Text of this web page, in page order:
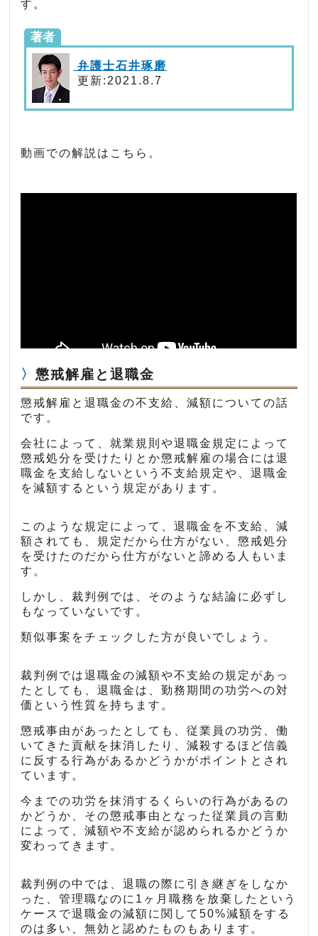
す。
著者
弁護士石井琢磨
更新:2021.8.7
動画での解説はこちら。
懲戒解雇と退職金
懲戒解雇と退職金の不支給、減額についての話
です。
会社によって、就業規則や退職金規定によって
懲戒処分を受けたりとか懲戒解雇の場合には退
職金を支給しないという不支給規定や、退職金
を減額するという規定があります。
このような規定によって、退職金を不支給、減
額されても、規定だから仕方がない、懲戒処分
を受けたのだから仕方がないと諦める人もいま
す。
しかし、裁判例では、そのような結論に必ずし
もなっていないです。
類似事案をチェックした方が良いでしょう。
裁判例では退職金の減額や不支給の規定があっ
たとしても、退職金は、勤務期間の功労への対
価という性質を持ちます。
懲戒事由があったとしても、従業員の功労、働
いてきた貢献を抹消したり、減殺するほど信義
に反する行為があるかどうかがポイントとされ
ています。
今までの功労を抹消するくらいの行為があるの
かどうか、その懲戒事由となった従業員の言動
によって、減額や不支給が認められるかどうか
変わってきます。
裁判例の中では、退職の際に引き継ぎをしなか
った、管理職なのに1ヶ月職務を放棄したという
ケースで退職金の減額に関して50%減額をする
のは多い、無効と認めたものもあります。